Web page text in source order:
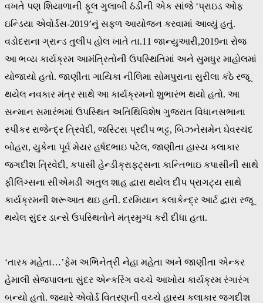
વખતે પણ શિયાળાની ફૂલ ગુલાબી ઠંડીની એક સાંજે ‘પ્રાઇડ ઓફ
ઇન્ડિયા એવોર્ડસ-2019’નું સફળ આયોજન કરવામાં આવ્યું હતું.
વડોદરાના ગ્રાન્ડ તુલીપ હોલ ખાતે તા.11 જાન્યુઆરી,2019ના રોજ
આ ભવ્ય કાર્યક્રમ આમંત્રિતોની ઉપસ્થિતિમાં અને સુમધુર માહોલમાં
યોજાયો હતો. જાણીતા ગાયિકા નીલિમા સોમપુરાના સુરીલા કંઠે રજૂ
થયેલ નવકાર મંત્ર સાથે આ કાર્યક્રમનો શુભારંભ થયો હતો. આ
સન્માન સમારંભમાં ઉપસ્થિત અતિથિવિશેષ ગુજરાત વિધાનસભાના
સ્પીકર રાજેન્દ્ર ત્રિવેદી, જસ્ટિસ પ્રદીપ ભટ્ટ, બિઝનેસમેન ઘેવરચંદ
બોહરા, યુકેના પૂર્વ મેયર હર્ષદભાઇ પટેલ, જાણીતા હાસ્ય કલાકાર
જગદીશ ત્રિવેદી, કપાસી હેન્ડીક્રાફ્ટ્સના કાન્તિભાઇ કપાસીની સાથે
ફીલિંગ્સના સીએમડી અતુલ શાહ દ્વારા થયેલ દીપ પ્રાગટ્ય સાથે
કાર્યક્રમની શરૂઆત થઇ હતી. દરમિયાન કલાકેન્દ્ર આર્ટ દ્વારા રજૂ
થયેલ સુંદર ડાન્સે ઉપસ્થિતોને મંત્રમુગ્ધ કરી દીધા હતા.
‘તારક મહેતા…’ફેમ અભિનેત્રી નેહા મહેતા અને જાણીતા એન્કર
હેમાલી સેજપાલના સુંદર એન્કરિંગ વચ્ચે આખોય કાર્યક્રમ રંગારંગ
બન્યો હતો. જ્યારે એવોર્ડ વિતરણની વચ્ચે હાસ્ય કલાકાર જગદીશ